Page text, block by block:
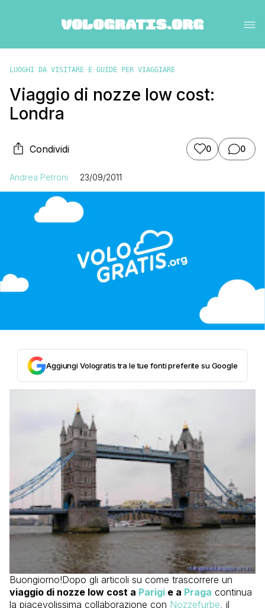
LUOGHI DA VISITARE E GUIDE PER VIAGGIARE
Viaggio di nozze low cost:
Londra
Condividi 0 0
Andrea Petroni 23/09/2011
Aggiungi Vologratis tra le tue fonti preferite su Google
Buongiorno!Dopo gli articoli su come trascorrere un
viaggio di nozze low cost a Parigi e a Praga continua
la piacevolissima collaborazione con Nozzefurbe, il